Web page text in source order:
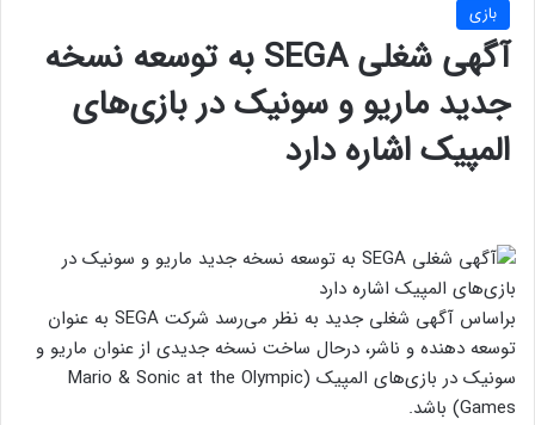
بازی
آگهی شغلی SEGA به توسعه نسخه
جدید ماریو و سونیک در بازی‌های
المپیک اشاره دارد
براساس آگهی شغلی جدید به نظر می‌رسد شرکت SEGA به عنوان
توسعه دهنده و ناشر، درحال ساخت نسخه جدیدی از عنوان ماریو و
سونیک در بازی‌های المپیک (Mario & Sonic at the Olympic
Games) باشد.